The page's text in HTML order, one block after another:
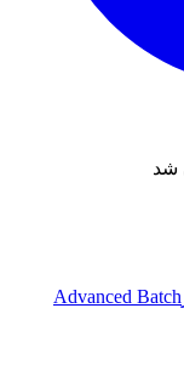
شد
Advanced Batch